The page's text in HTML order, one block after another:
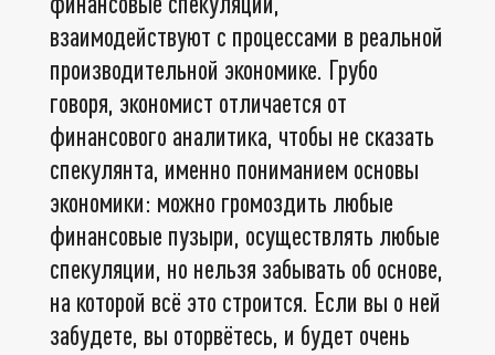
взаимодействуют с процессами в реальной
производительной экономике. Грубо
говоря, экономист отличается от
финансового аналитика, чтобы не сказать
спекулянта, именно пониманием основы
экономики: можно громоздить любые
финансовые пузыри, осуществлять любые
спекуляции, но нельзя забывать об основе,
на которой всё это строится. Если вы о ней
забудете, вы оторвётесь, и будет очень